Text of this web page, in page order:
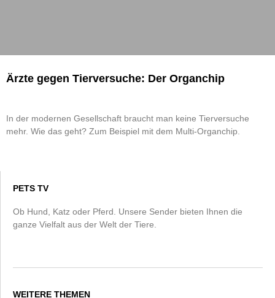
Ärzte gegen Tierversuche: Der Organchip
In der modernen Gesellschaft braucht man keine Tierversuche
mehr. Wie das geht? Zum Beispiel mit dem Multi-Organchip.
PETS TV
Ob Hund, Katz oder Pferd. Unsere Sender bieten Ihnen die
ganze Vielfalt aus der Welt der Tiere.
WEITERE THEMEN